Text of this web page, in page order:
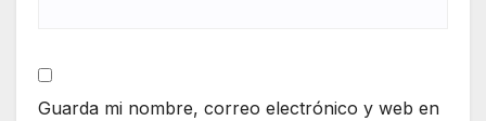
Guarda mi nombre, correo electrónico y web en